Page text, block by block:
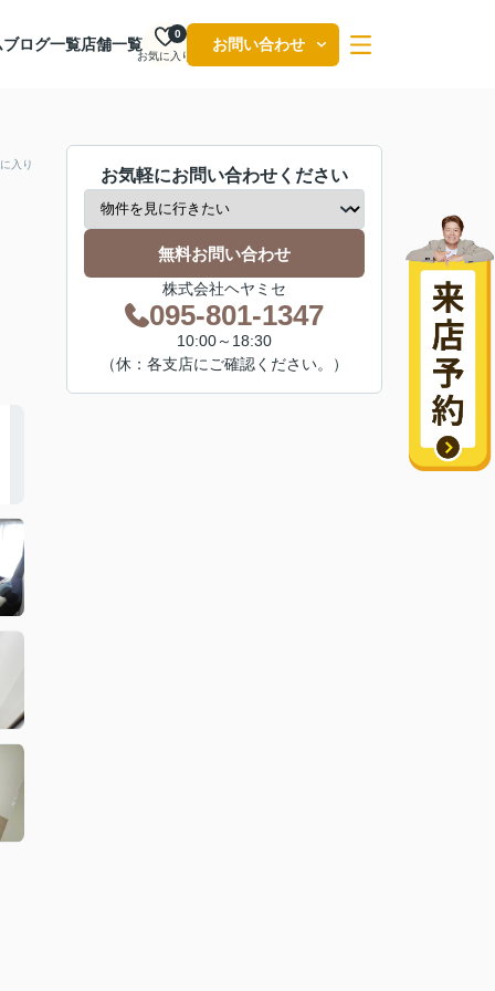
ブログ一覧店舗一覧
お気に入り
0
お問い合わせ
入り
お気軽にお問い合わせください
無料お問い合わせ
株式会社ヘヤミセ
095-801-1347
10:00～18:30
（休：各支店にご確認ください。）